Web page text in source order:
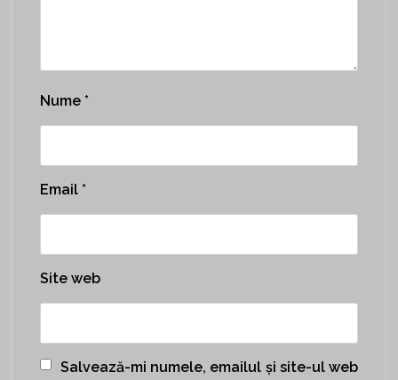
Nume *
Email *
Site web
Salvează-mi numele, emailul și site-ul web